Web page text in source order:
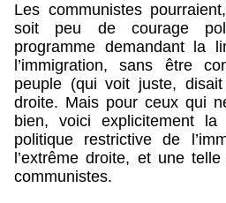
Les communistes
soit peu de courage
programme demandant la
l’immigration, sans être
peuple (qui voit juste,
droite. Mais pour ceux qui
bien, voici explicitement
politique restrictive de
l’extrême droite, et une
communistes.